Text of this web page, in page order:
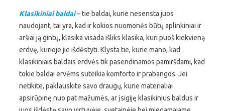
Klasikiniai baldai– tie baldai, kurie nesensta juos
naudojant, tai yra, kad ir kokios nuomonės būtų aplinkiniai ir
aršiai ją gintų, klasika visada išliks klasika, kuri puoš kiekvieną
erdvę, kurioje jie išdėstyti. Klysta tie, kurie mano, kad
klasikiniais baldais erdvės tik pasendinamos pamiršdami, kad
tokie baldai ervėms suteikia komforto ir prabangos. Jei
netikite, paklauskite savo draugų, kurie materialiai
apsirūpinę nuo pat mažumės, ar įsigiję klasikinius baldus ir